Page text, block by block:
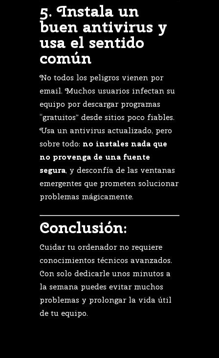
5.Instala un
buen antivirus y
usa el sentido
común
No todos los peligros vienen por
email.Muchos usuarios infectan su
equipo pordescargar programas
“gratuitos” desde sitios poco fiables.
Usa un antivirus actualizado, pero
sobre todo: no instales nada que
no provenga de una fuente
segura, y desconfía de las ventanas
emergentes que prometen solucionar
problemas mágicamente.
Conclusión:
Cuidartu ordenador no requiere
conocimientos técnicos avanzados.
Con solo dedicarle unos minutos a
la semana puedes evitar muchos
problemas y prolongar la vida útil
de tu equipo.